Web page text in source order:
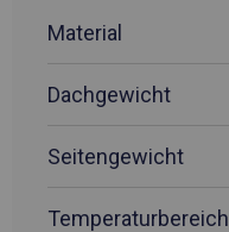
Material
Dachgewicht
Seitengewicht
Temperaturbereich